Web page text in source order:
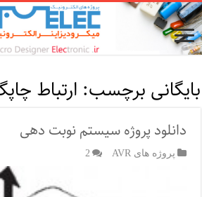
بایگانی برچسب: ارتباط
دانلود پروژه سیستم نوبت دهی
پروژه های AVR 2